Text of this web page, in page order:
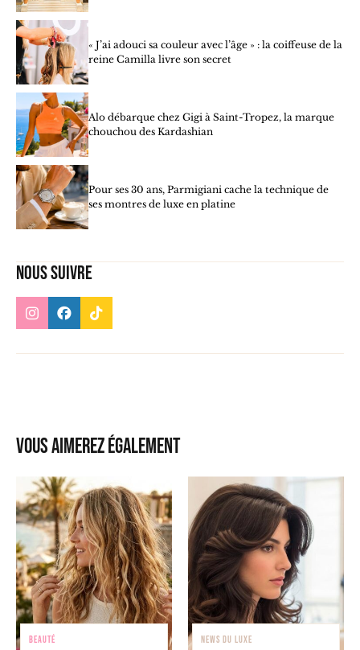
« J’ai adouci sa couleur avec l’âge » : la coiffeuse de la
reine Camilla livre son secret
Alo débarque chez Gigi à Saint-Tropez, la marque
chouchou des Kardashian
Pour ses 30 ans, Parmigiani cache la technique de
ses montres de luxe en platine
Nous suivre
Vous aimerez également
BEAUTÉ
NEWS DU LUXE